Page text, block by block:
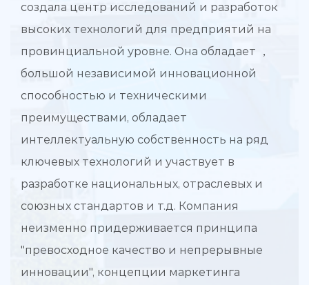
создала центр исследований и разработок
высоких технологий для предприятий на
провинциальной уровне. Она обладает ，
большой независимой инновационной
способностью и техническими
преимуществами, обладает
интеллектуальную собственность на ряд
ключевых технологий и участвует в
разработке национальных, отраслевых и
союзных стандартов и т.д. Компания
неизменно придерживается принципа
"превосходное качество и непрерывные
инновации", концепции маркетинга